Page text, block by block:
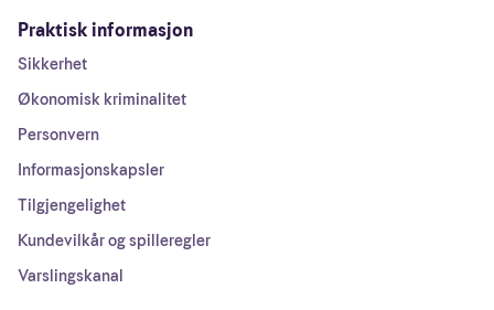
Praktisk informasjon
Sikkerhet
Økonomisk kriminalitet
Personvern
Informasjonskapsler
Tilgjengelighet
Kundevilkår og spilleregler
Varslingskanal